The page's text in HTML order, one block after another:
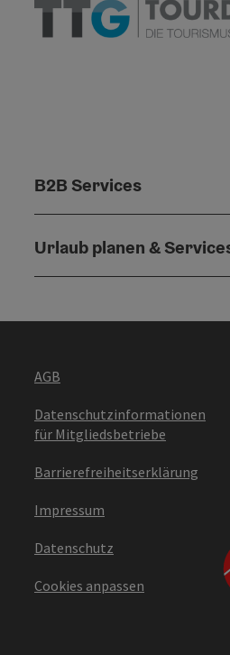
B2B Services
Urlaub planen &
AGB
Datenschutzinformationen
für Mitgliedsbetriebe
Barrierefreiheitserklärung
Impressum
Datenschutz
Cookies anpassen